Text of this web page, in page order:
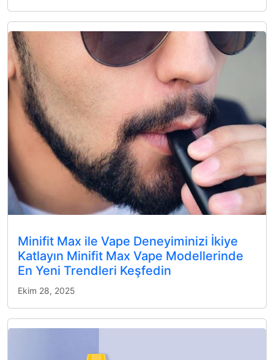
Minifit Max ile Vape Deneyiminizi İkiye
Katlayın Minifit Max Vape Modellerinde
En Yeni Trendleri Keşfedin
Ekim 28, 2025